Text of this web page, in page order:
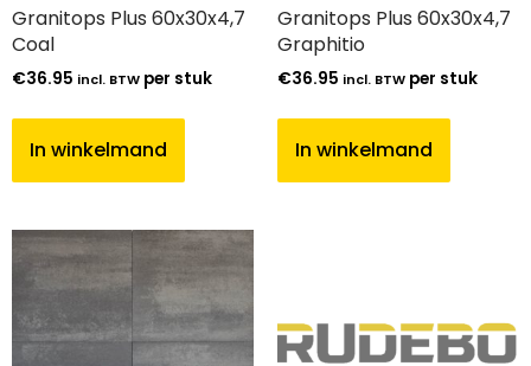
Granitops Plus 60x30x4,7
Coal
€36.95 incl. BTW per stuk
In winkelmand
Granitops Plus 60x30x4,7
Graphitio
€36.95 incl. BTW per stuk
In winkelmand